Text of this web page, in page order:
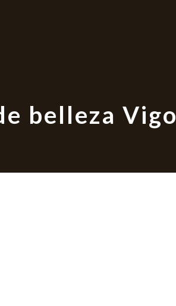
belleza Vigo